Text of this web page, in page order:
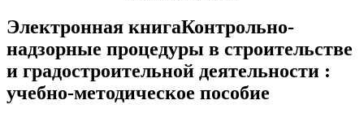
Электронная книгаКонтрольно-
надзорные процедуры в строительстве
и градостроительной деятельности :
учебно-методическое пособие